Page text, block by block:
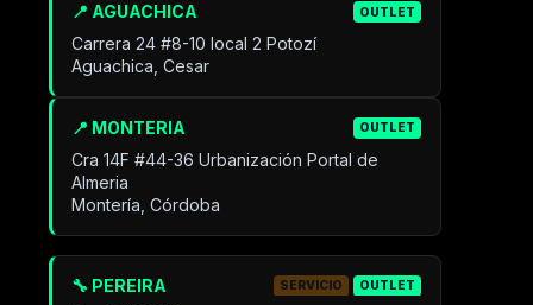
📍 AGUACHICA OUTLET
Carrera 24 #8-10 local 2 Potozí
Aguachica, Cesar
📍 MONTERIA OUTLET
Cra 14F #44-36 Urbanización Portal de
Almeria
Montería, Córdoba
🔧 PEREIRA SERVICIO OUTLET